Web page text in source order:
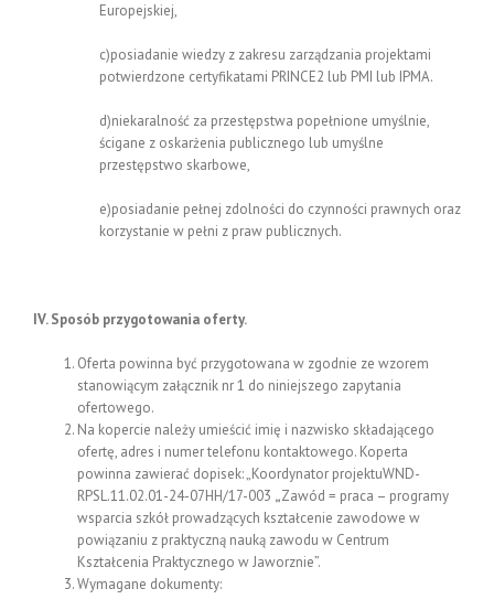
Europejskiej,
c)posiadanie wiedzy z zakresu zarządzania projektami
potwierdzone certyfikatami PRINCE2 lub PMI lub IPMA.
d)niekaralność za przestępstwa popełnione umyślnie,
ścigane z oskarżenia publicznego lub umyślne
przestępstwo skarbowe,
e)posiadanie pełnej zdolności do czynności prawnych oraz
korzystanie w pełni z praw publicznych.
IV. Sposób przygotowania oferty.
Oferta powinna być przygotowana w zgodnie ze wzorem
stanowiącym załącznik nr 1 do niniejszego zapytania
ofertowego.
Na kopercie należy umieścić imię i nazwisko składającego
ofertę, adres i numer telefonu kontaktowego. Koperta
powinna zawierać dopisek: „Koordynator projektuWND-
RPSL.11.02.01-24-07HH/17-003 „Zawód = praca – programy
wsparcia szkół prowadzących kształcenie zawodowe w
powiązaniu z praktyczną nauką zawodu w Centrum
Kształcenia Praktycznego w Jaworznie”.
Wymagane dokumenty: